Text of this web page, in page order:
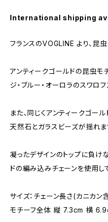
International shipping
フランスのVOGLINE より、昆虫
アンティークゴールドの昆虫モ
ジ・ブルー・オーロラのスワロ
また、同じくアンティークゴー
天然石とガラスビーズが揺れま
凝ったデザインのトップに負け
ドの編み込みチェーンを使用し
サイズ：チェーン長さ(カニカ
モチーフ全体 縦 7.3cm 横